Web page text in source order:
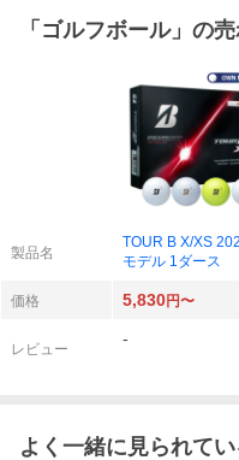
「 ゴルフボール」の
製品名
TOUR B X/XS
モデル 1ダース
価格 5,830円〜
レビュー
-
よく一緒に見られて